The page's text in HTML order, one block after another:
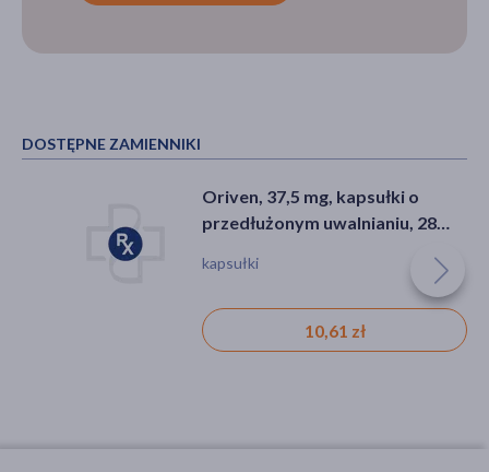
DOSTĘPNE ZAMIENNIKI
Oriven, 37,5 mg, kapsułki o
przedłużonym uwalnianiu, 28
kapsułki
10,61 zł